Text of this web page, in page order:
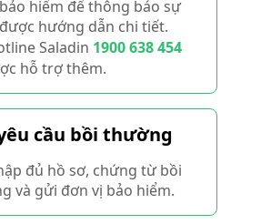
hiểm để thông báo sự
hướng dẫn chi tiết.
Saladin 1900 638 454
hỗ trợ thêm.
cầu bồi thường
đủ hồ sơ, chứng từ bồi
và gửi đơn vị bảo hiểm.